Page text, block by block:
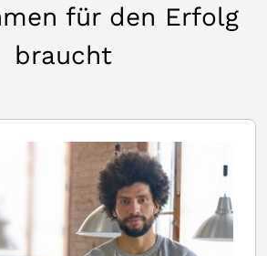
für den Erfolg
braucht